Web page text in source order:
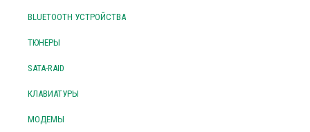
BLUETOOTH УСТРОЙСТВА
ТЮНЕРЫ
SATA-RAID
КЛАВИАТУРЫ
МОДЕМЫ